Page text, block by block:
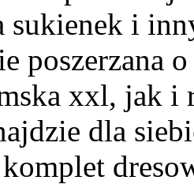
sukienek i
poszerzana
xxl, jak i
dla